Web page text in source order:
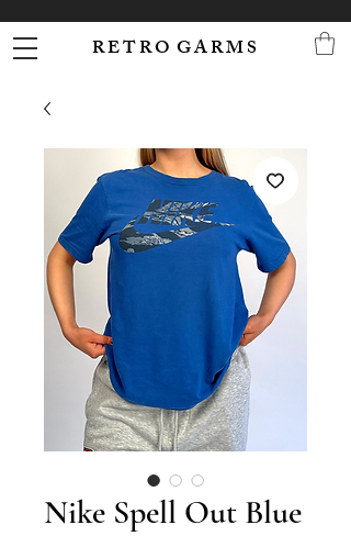
R E T R O G A R M S
Nike Spell Out Blue